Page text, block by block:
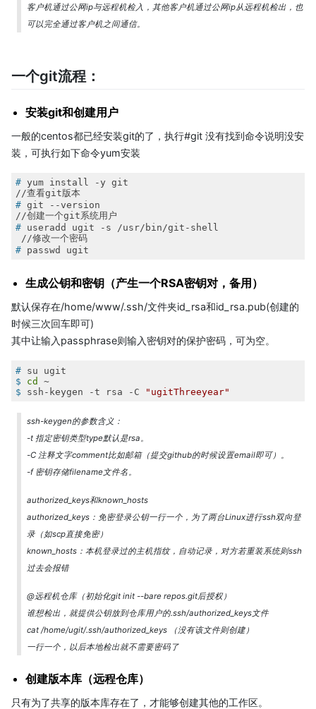
客户机通过公网ip与远程机检入，其他客户机通过公网ip从远程机检出，也
可以完全通过客户机之间通信。
一个git流程：
安装git和创建用户
一般的centos都已经安装git的了，执行#git 没有找到命令说明没安
装，可执行如下命令yum安装
# yum install -y git
# git --version
# useradd ugit -s /usr/bin/git-shell
# passwd ugit
生成公钥和密钥（产生一个RSA密钥对，备用）
默认保存在/home/www/.ssh/文件夹id_rsa和id_rsa.pub(创建的
时候三次回车即可)
其中让输入passphrase则输入密钥对的保护密码，可为空。
# su ugit
$
cd
~
$ ssh-keygen -t rsa -C "ugitThreeyear"
ssh-keygen的参数含义：
-t 指定密钥类型type默认是rsa。
-C 注释文字comment比如邮箱（提交github的时候设置email即可）。
-f 密钥存储filename文件名。
authorized_keys和known_hosts
authorized_keys：免密登录公钥一行一个，为了两台Linux进行ssh双向登
录（如scp直接免密）
known_hosts：本机登录过的主机指纹，自动记录，对方若重装系统则ssh
过去会报错
@远程机仓库（初始化git init --bare repos.git后授权）
谁想检出，就提供公钥放到仓库用户的.ssh/authorized_keys文件
cat /home/ugit/.ssh/authorized_keys （没有该文件则创建）
一行一个，以后本地检出就不需要密码了
创建版本库（远程仓库）
只有为了共享的版本库存在了，才能够创建其他的工作区。